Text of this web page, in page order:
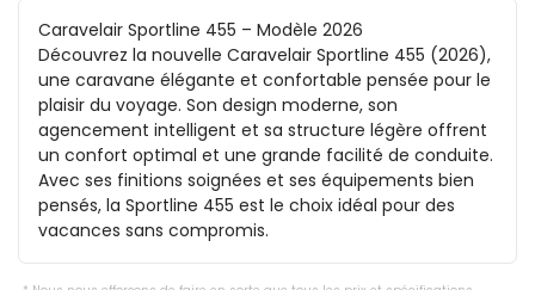
Caravelair Sportline 455 – Modèle 2026
Découvrez la nouvelle Caravelair Sportline 455 (2026),
une caravane élégante et confortable pensée pour le
plaisir du voyage. Son design moderne, son
agencement intelligent et sa structure légère offrent
un confort optimal et une grande facilité de conduite.
Avec ses finitions soignées et ses équipements bien
pensés, la Sportline 455 est le choix idéal pour des
vacances sans compromis.